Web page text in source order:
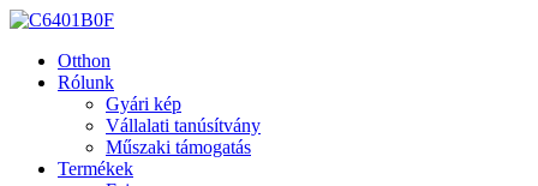
Otthon
Rólunk
Gyári kép
Vállalati tanúsítvány
Műszaki támogatás
Termékek